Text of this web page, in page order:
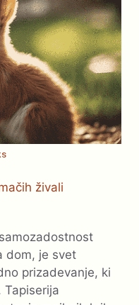
živali
dom, je svet
prizadevanje, ki